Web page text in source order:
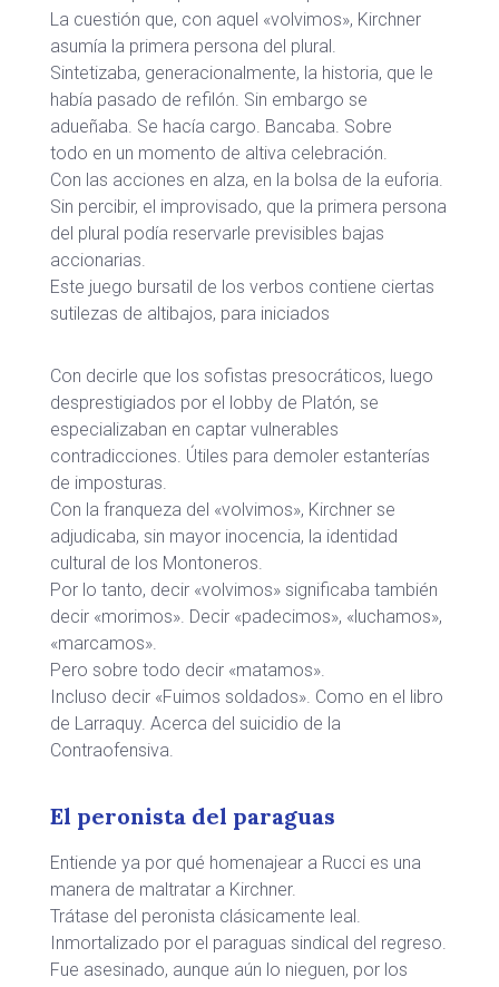
La cuestión que, con aquel «volvimos», Kirchner
asumía la primera persona del plural.
Sintetizaba, generacionalmente, la historia, que le
había pasado de refilón. Sin embargo se
adueñaba. Se hacía cargo. Bancaba. Sobre
todo en un momento de altiva celebración.
Con las acciones en alza, en la bolsa de la euforia.
Sin percibir, el improvisado, que la primera persona
del plural podía reservarle previsibles bajas
accionarias.
Este juego bursatil de los verbos contiene ciertas
sutilezas de altibajos, para iniciados
Con decirle que los sofistas presocráticos, luego
desprestigiados por el lobby de Platón, se
especializaban en captar vulnerables
contradicciones. Útiles para demoler estanterías
de imposturas.
Con la franqueza del «volvimos», Kirchner se
adjudicaba, sin mayor inocencia, la identidad
cultural de los Montoneros.
Por lo tanto, decir «volvimos» significaba también
decir «morimos». Decir «padecimos», «luchamos»,
«marcamos».
Pero sobre todo decir «matamos».
Incluso decir «Fuimos soldados». Como en el libro
de Larraquy. Acerca del suicidio de la
Contraofensiva.
El peronista del paraguas
Entiende ya por qué homenajear a Rucci es una
manera de maltratar a Kirchner.
Trátase del peronista clásicamente leal.
Inmortalizado por el paraguas sindical del regreso.
Fue asesinado, aunque aún lo nieguen, por los